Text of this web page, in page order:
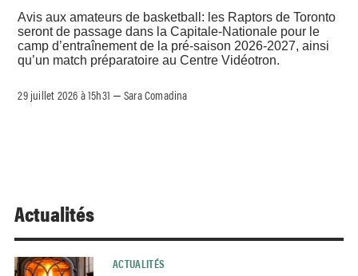
Avis aux amateurs de basketball: les Raptors de Toronto
seront de passage dans la Capitale-Nationale pour le
camp d’entraînement de la pré-saison 2026-2027, ainsi
qu’un match préparatoire au Centre Vidéotron.
29 juillet 2026 à 15h31 –Sara Comadina
Actualités
ACTUALITÉS